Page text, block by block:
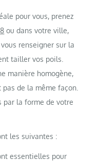
pour vous, prenez
ou dans votre ville,
renseigner sur la
tailler vos poils.
manière homogène,
de la même façon.
par la forme de votre
les suivantes :
essentielles pour